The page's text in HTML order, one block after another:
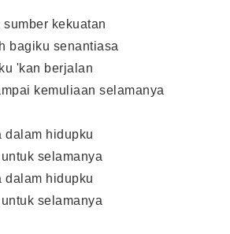
kekuatan
bagiku senantiasa
'kan berjalan
kemuliaan selamanya
dalam hidupku
selamanya
dalam hidupku
selamanya